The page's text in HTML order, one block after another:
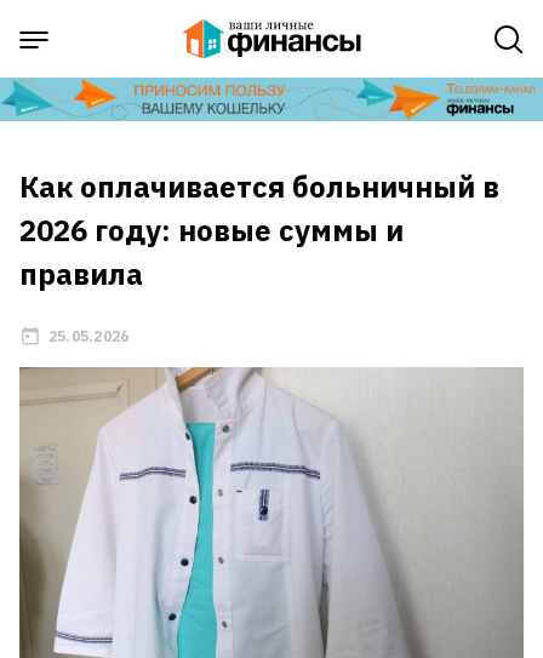
Как оплачивается больничный в
2026 году: новые суммы и
правила
25.05.2026